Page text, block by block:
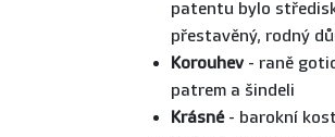
patentu bylo
přestavěný, rodný
Korouhev - raně
patrem a šindeli
Krásné- barokní